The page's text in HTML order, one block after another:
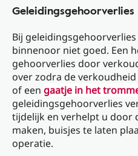
Geleidingsgehoorverlies
Bij
binnenoor niet goed. Een
gehoorverlies door
over zodra de
of een gaatje in het
geleidingsgehoorverlies
tijdelijk en verhelpt u door
maken, buisjes te laten
operatie.